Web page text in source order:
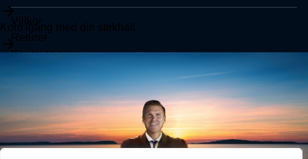
Kom igång med din stekhäll
Villkor
Returer
Kontakta oss